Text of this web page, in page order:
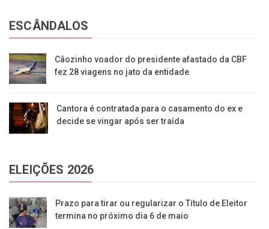
ESCÂNDALOS
Cãozinho voador do presidente afastado da CBF
fez 28 viagens no jato da entidade
Cantora é contratada para o casamento do ex e
decide se vingar após ser traída
ELEIÇÕES 2026
Prazo para tirar ou regularizar o Título de Eleitor
termina no próximo dia 6 de maio